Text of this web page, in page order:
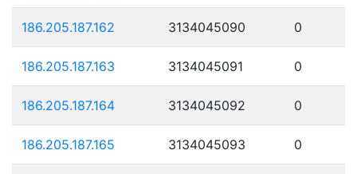
186.205.187.162 3134045090 0
186.205.187.163 3134045091 0
186.205.187.164 3134045092 0
186.205.187.165 3134045093 0